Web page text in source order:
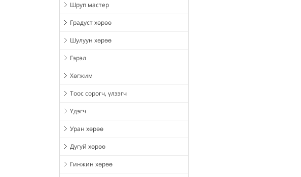
Шруп мастер
Градуст хөрөө
Шулуун хөрөө
Гэрэл
Хөгжим
Тоос сорогч, үлээгч
Үдэгч
Уран хөрөө
Дугуй хөрөө
Гинжин хөрөө